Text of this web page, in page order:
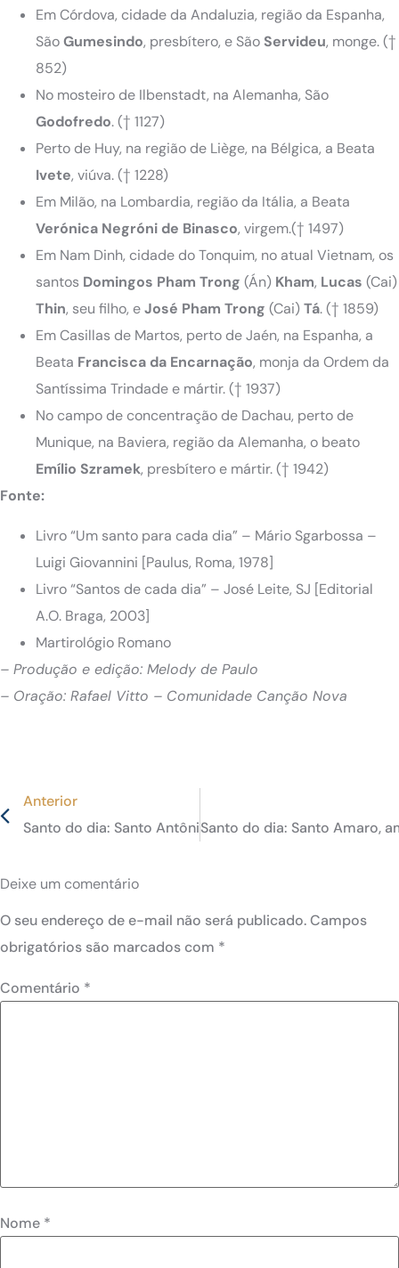
Em Córdova, cidade da Andaluzia, região da Espanha,
SãoGumesindo, presbítero, e São Servideu, monge.(†
852)
No mosteiro de Ilbenstadt, na Alemanha, São
Godofredo.(† 1127)
Perto de Huy, na região de Liège, na Bélgica, a Beata
Ivete, viúva.(† 1228)
Em Milão, na Lombardia, região da Itália, a Beata
Verónica Negróni de Binasco, virgem.(† 1497)
Em Nam Dinh, cidade do Tonquim, no atual Vietnam, os
santos Domingos Pham Trong (Án) Kham, Lucas (Cai)
Thin, seu filho, eJosé Pham Trong (Cai)Tá.(† 1859)
Em Casillas de Martos, perto de Jaén, na Espanha, a
Beata Francisca da Encarnação, monja da Ordem da
Santíssima Trindade e mártir.(† 1937)
No campo de concentração de Dachau, perto de
Munique, na Baviera, região da Alemanha, o beato
Emílio Szramek, presbítero e mártir.(† 1942)
Fonte:
Livro “Um santo para cada dia” – Mário Sgarbossa –
Luigi Giovannini [Paulus, Roma, 1978]
Livro “Santos de cada dia” – José Leite, SJ [Editorial
A.O. Braga, 2003]
Martirológio Romano
– Produção e edição: Melody de Paulo
– Oração: Rafael Vitto – Comunidade Canção Nova
Anterior
Santo do dia: Santo Antônio Maria Pucci, presbítero da
Santo do dia: Santo Amaro,
Deixe um comentário
O seu endereço de e-mail não será publicado.Campos
obrigatórios são marcados com *
Comentário *
Nome *